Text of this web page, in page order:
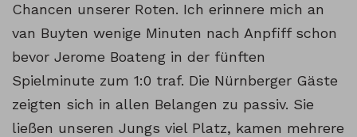
Chancen unserer Roten. Ich erinnere mich an
van Buyten wenige Minuten nach Anpfiff schon
bevor Jerome Boateng in der fünften
Spielminute zum 1:0 traf. Die Nürnberger Gäste
zeigten sich in allen Belangen zu passiv. Sie
ließen unseren Jungs viel Platz, kamen mehrere